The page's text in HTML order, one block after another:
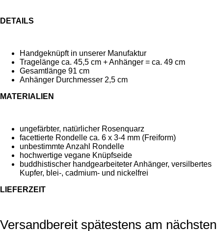
DETAILS
Handgeknüpft in unserer Manufaktur
Tragelänge ca. 45,5 cm + Anhänger = ca. 49 cm
Gesamtlänge 91 cm
Anhänger Durchmesser 2,5 cm
MATERIALIEN
ungefärbter, natürlicher Rosenquarz
facettierte Rondelle ca. 6 x 3-4 mm (Freiform)
unbestimmte Anzahl Rondelle
hochwertige vegane Knüpfseide
buddhistischer handgearbeiteter Anhänger, versilbertes
Kupfer, b lei-, cadmium- und nickelfrei
LIEFERZEIT
Versandbereit spätestens am nächsten